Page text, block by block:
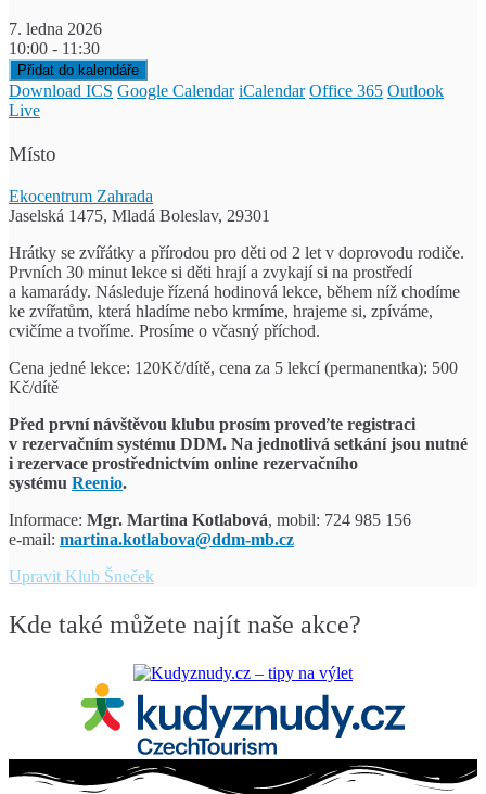
7. ledna 2026
10:00 - 11:30
Přidat do kalendáře
Download ICS Google Calendar iCalendar Office 365 Outlook
Live
Místo
Ekocentrum Zahrada
Jaselská 1475, Mladá Boleslav, 29301
Hrátky se zvířátky a přírodou pro děti od 2 let v doprovodu rodiče.
Prvních 30 minut lekce si děti hrají a zvykají si na prostředí
a kamarády. Následuje řízená hodinová lekce, během níž chodíme
ke zvířatům, která hladíme nebo krmíme, hrajeme si, zpíváme,
cvičíme a tvoříme. Prosíme o včasný příchod.
Cena jedné lekce: 120Kč/dítě, cena za 5 lekcí (permanentka): 500
Kč/dítě
Před první návštěvou klubu prosím proveďte registraci
v rezervačním systému DDM. Na jednotlivá setkání jsou nutné
i rezervace prostřednictvím online rezervačního
systému Reenio.
Informace: Mgr. Martina Kotlabová, mobil: 724 985 156
e-mail: martina.kotlabova@ddm-mb.cz
Upravit Klub Šneček
Kde také můžete najít naše akce?